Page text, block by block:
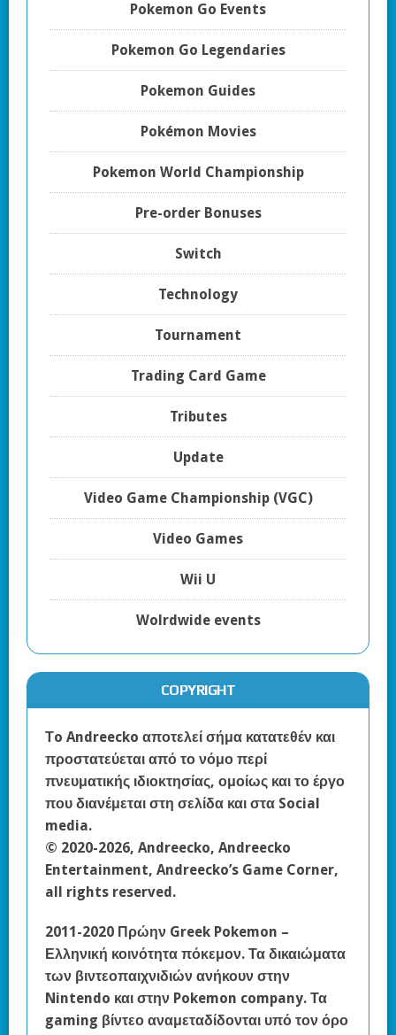
Pokemon Go Events
Pokemon Go Legendaries
Pokemon Guides
Pokémon Movies
Pokemon World Championship
Pre-order Bonuses
Switch
Technology
Tournament
Trading Card Game
Tributes
Update
Video Game Championship (VGC)
Video Games
Wii U
Wolrdwide events
COPYRIGHT
Τo Andreecko αποτελεί σήμα κατατεθέν και
προστατεύεται από το νόμο περί
πνευματικής ιδιοκτησίας, ομοίως και το έργο
που διανέμεται στη σελίδα και στα Social
media.
© 2020-2026, Andreecko, Andreecko
Entertainment, Andreecko’s Game Corner,
all rights reserved.
2011-2020 Πρώην Greek Pokemon –
Ελληνική κοινότητα πόκεμον. Τα δικαιώματα
των βιντεοπαιχνιδιών ανήκουν στην
Nintendo και στην Pokemon company. Τα
gaming βίντεο αναμεταδίδονται υπό τον όρο